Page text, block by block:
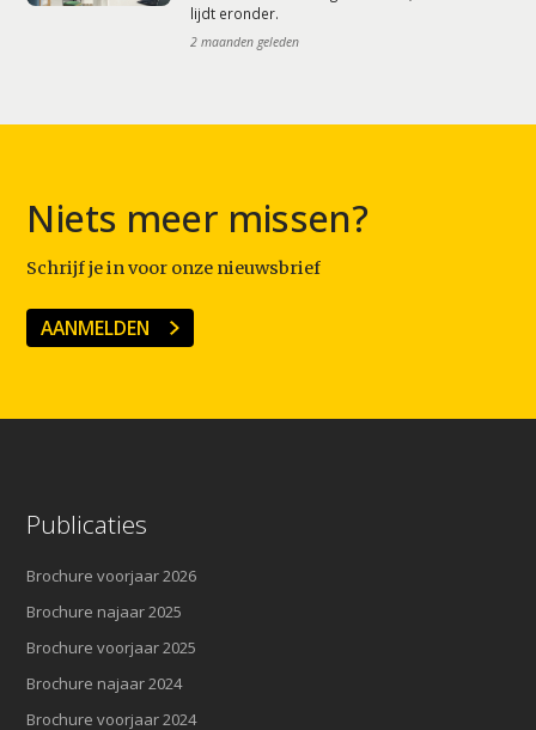
lijdt eronder.
2 maanden geleden
Niets meer missen?
Schrijf je in voor onze nieuwsbrief
AANMELDEN
Publicaties
Brochure voorjaar 2026
Brochure najaar 2025
Brochure voorjaar 2025
Brochure najaar 2024
Brochure voorjaar 2024